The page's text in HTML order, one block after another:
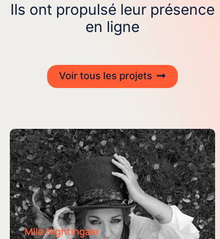
Ils ont propulsé leur présence
en ligne
Voir tous les projets
Mlle Nightingale